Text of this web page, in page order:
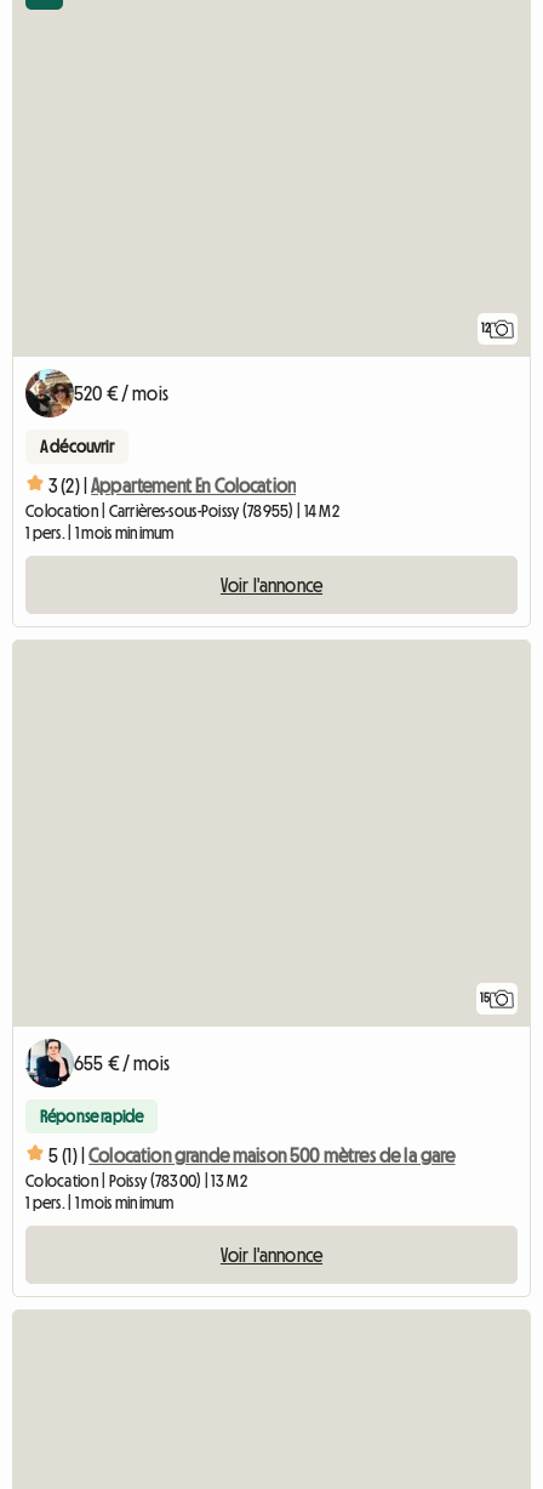
12
520 € / mois
A découvrir
3 (2) | Appartement En Colocation
Colocation | Carrières-sous-Poissy (78955) | 14 M2
1 pers. | 1 mois minimum
Voir l'annonce
15
655 € / mois
Réponse rapide
5 (1) | Colocation grande maison 500 mètres de la gare
Colocation | Poissy (78300) | 13 M2
1 pers. | 1 mois minimum
Voir l'annonce